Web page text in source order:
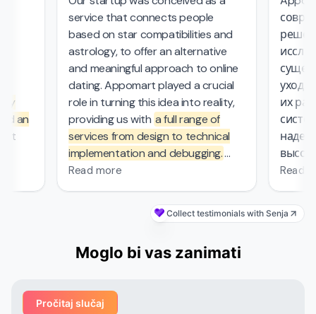
an
service that connects people
based on star compatibilities and
astrology, to offer an alternative
and meaningful approach to online
dating. Appomart played a crucial
role in turning this idea into reality,
providing us witha full range of
services from design to technical
implementation and debugging.
They managed the complex
mathematical computations
required in our project, which was
probably the most challenging part
couldn't handle. From the first
immersed itself deeply in our plans,
suggesting creative solutions for
Read more
ухода
их
Read
Collect testimonials with Senja
Moglo bi vas zanimati
Pročitaj slučaj